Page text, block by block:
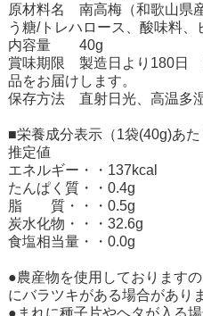
原材料名 南高梅（和歌山県
う糖/トレハロース、酸味料、
内容量 40g
賞味期限 製造日より180日
品をお届けします。
保存方法 直射日光、高温多
■栄養成分表示（1袋(40g)あ
推定値
エネルギー・・137kcal
たんぱく質・・0.4g
脂 質・・・0.5g
炭水化物・・・32.6g
食塩相当量・・0.0g
●農産物を使用しております
にバラツキがある場合があり
●まれに種子片やヘタが入る場